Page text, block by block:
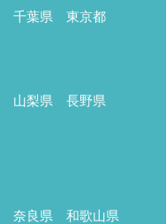
千葉県
東京都
山梨県 長野県
奈良県 和歌山県